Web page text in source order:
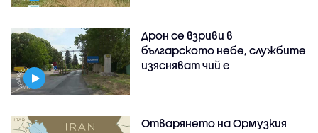
Дрон се взриви в
българското небе, службите
изясняват чий е
Отварянето на Ормузкия